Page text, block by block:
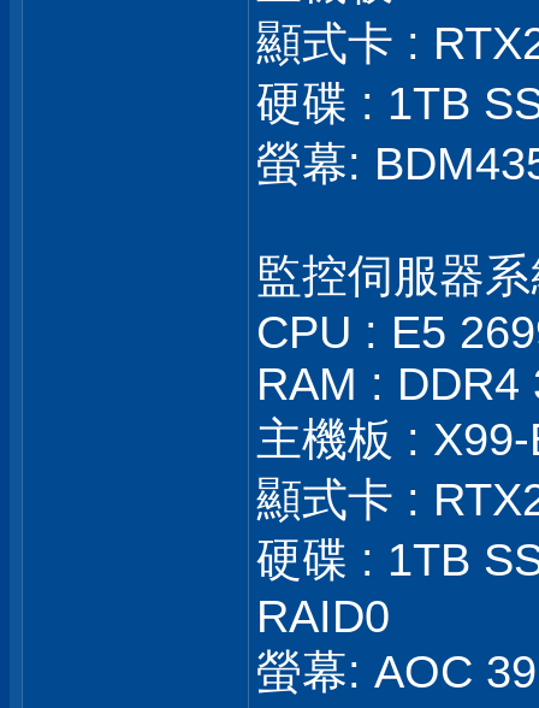
顯式卡 :
硬碟 : 1TB
螢幕:
監控伺服器
CPU : E5
RAM : DDR4
主機板 : X99-
顯式卡 :
硬碟 : 1TB
RAID0
螢幕: AOC